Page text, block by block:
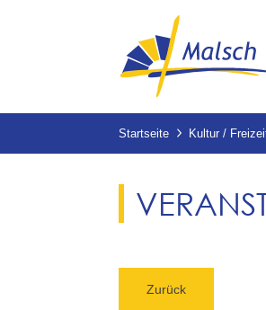
Startseite Kultur /
Zurück